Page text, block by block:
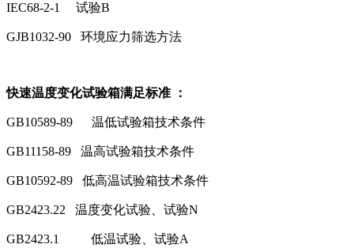
IEC68-2-1 试验B
GJB1032-90 环境应力筛选方法
快速温度变化试验箱满足标准 ：
GB10589-89 温低试验箱技术条件
GB11158-89 温高试验箱技术条件
GB10592-89 低高温试验箱技术条件
GB2423.22 温度变化试验、试验N
GB2423.1 低温试验、试验A